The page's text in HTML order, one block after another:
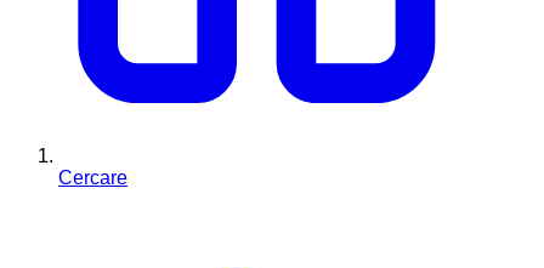
Cercare